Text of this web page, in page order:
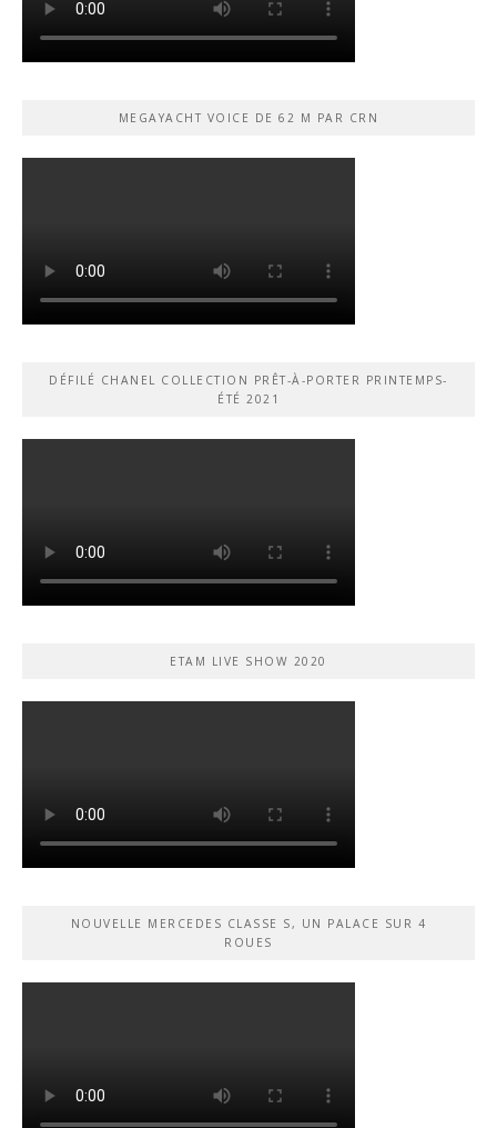
MEGAYACHT VOICE DE 62 M PAR CRN
DÉFILÉ CHANEL COLLECTION PRÊT-À-PORTER PRINTEMPS-
ÉTÉ 2021
ETAM LIVE SHOW 2020
NOUVELLE MERCEDES CLASSE S, UN PALACE SUR 4
ROUES